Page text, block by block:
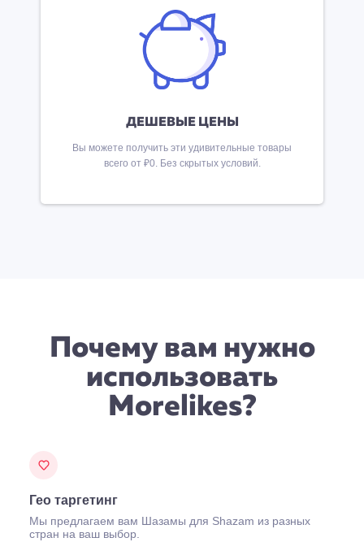
ДЕШЕВЫЕ ЦЕНЫ
Вы можете получить эти удивительные товары
всего от ₽0. Без скрытых условий.
Почему вам нужно
использовать
Morelikes?
Гео таргетинг
Мы предлагаем вам Шазамы для Shazam из разных
стран на ваш выбор.